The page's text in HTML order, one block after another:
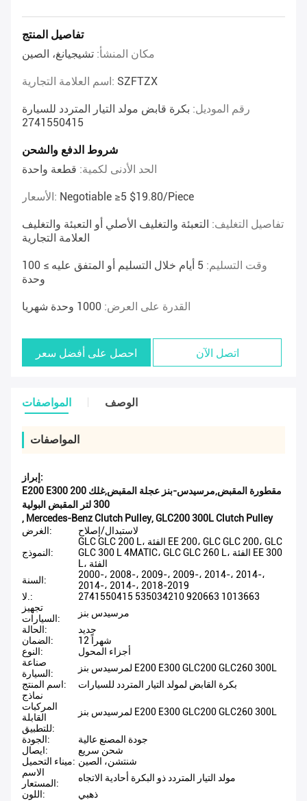
تفاصيل المنتج
مكان المنشأ: تشيجيانغ، الصين
اسم العلامة التجارية: SZFTZX
رقم الموديل: بكرة قابض مولد التيار المتردد للسيارة
2741550415
شروط الدفع والشحن
الحد الأدنى لكمية: قطعة واحدة
الأسعار: Negotiable ≥5 $19.80/piece
تفاصيل التغليف: التعبئة والتغليف الأصلي أو التعبئة والتغليف
العلامة التجارية
وقت التسليم:
5 أيام خلال التسليم أو المتفق عليه ≥ 100
وحدة
القدرة على العرض: 1000 وحدة شهريا
احصل على أفضل سعر اتصل الآن
المواصفات الوصف
المواصفات
إبراز:
E200 E300 مقطورة المقبض,مرسيدس-بنز عجلة المقبض,غلك 200
300 لتر المقبض البولية
, Mercedes-Benz Clutch Pulley,GLC200 300L Clutch Pulley
الغرض:
لاستبدال/إصلاح
النموذج:
GLC GLC 200 L، الفئة EE 200، GLC GLC 200، GLC
GLC 300 L 4MATIC، GLC GLC 260 L، الفئة EE 300
L، الفئة
السنة:
2000-، 2008-، 2009-، 2009-، 2014-، 2014-،
2014-، 2014-، 2018-2019
لا.:
2741550415 535034210 920663 1013663
تجهيز
السيارات:
مرسيدس بنز
الحالة:
جديد
الضمان:
12 شهراً
النوع:
أجزاء المحول
صناعة
السيارة:
لمرسيدس بنز E200 E300 GLC200 GLC260 300L
اسم المنتج:
بكرة القابض لمولد التيار المتردد للسيارات
نماذج
المركبات
القابلة
للتطبيق:
لمرسيدس بنز E200 E300 GLC200 GLC260 300L
الجودة:
جودة المصنع عالية
ايصال:
شحن سريع
ميناء التحميل: شنتشن، الصين
الاسم
المستعار:
مولد التيار المتردد ذو البكرة أحادية الاتجاه
اللون:
ذهبي